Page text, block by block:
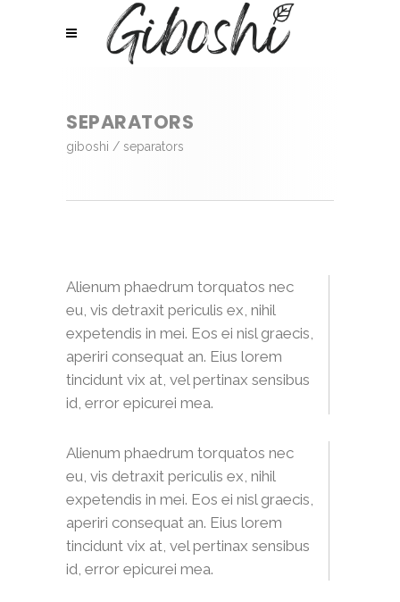
SEPARATORS
giboshi / separators
Alienum phaedrum torquatos nec
eu, vis detraxit periculis ex, nihil
expetendis in mei. Eos ei nisl graecis,
aperiri consequat an. Eius lorem
tincidunt vix at, vel pertinax sensibus
id, error epicurei mea.
Alienum phaedrum torquatos nec
eu, vis detraxit periculis ex, nihil
expetendis in mei. Eos ei nisl graecis,
aperiri consequat an. Eius lorem
tincidunt vix at, vel pertinax sensibus
id, error epicurei mea.